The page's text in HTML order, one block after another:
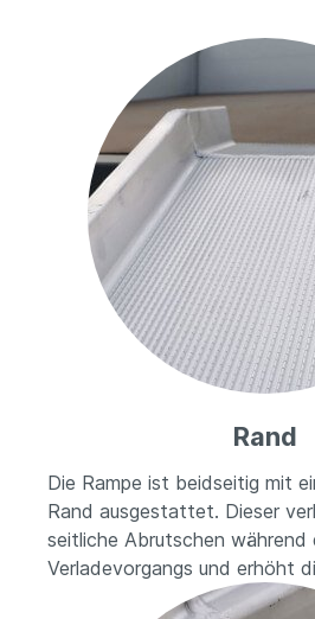
Rand
Die Rampe ist beidseitig mit
Rand ausgestattet. Dieser
seitliche Abrutschen während
Verladevorgangs und erhöht